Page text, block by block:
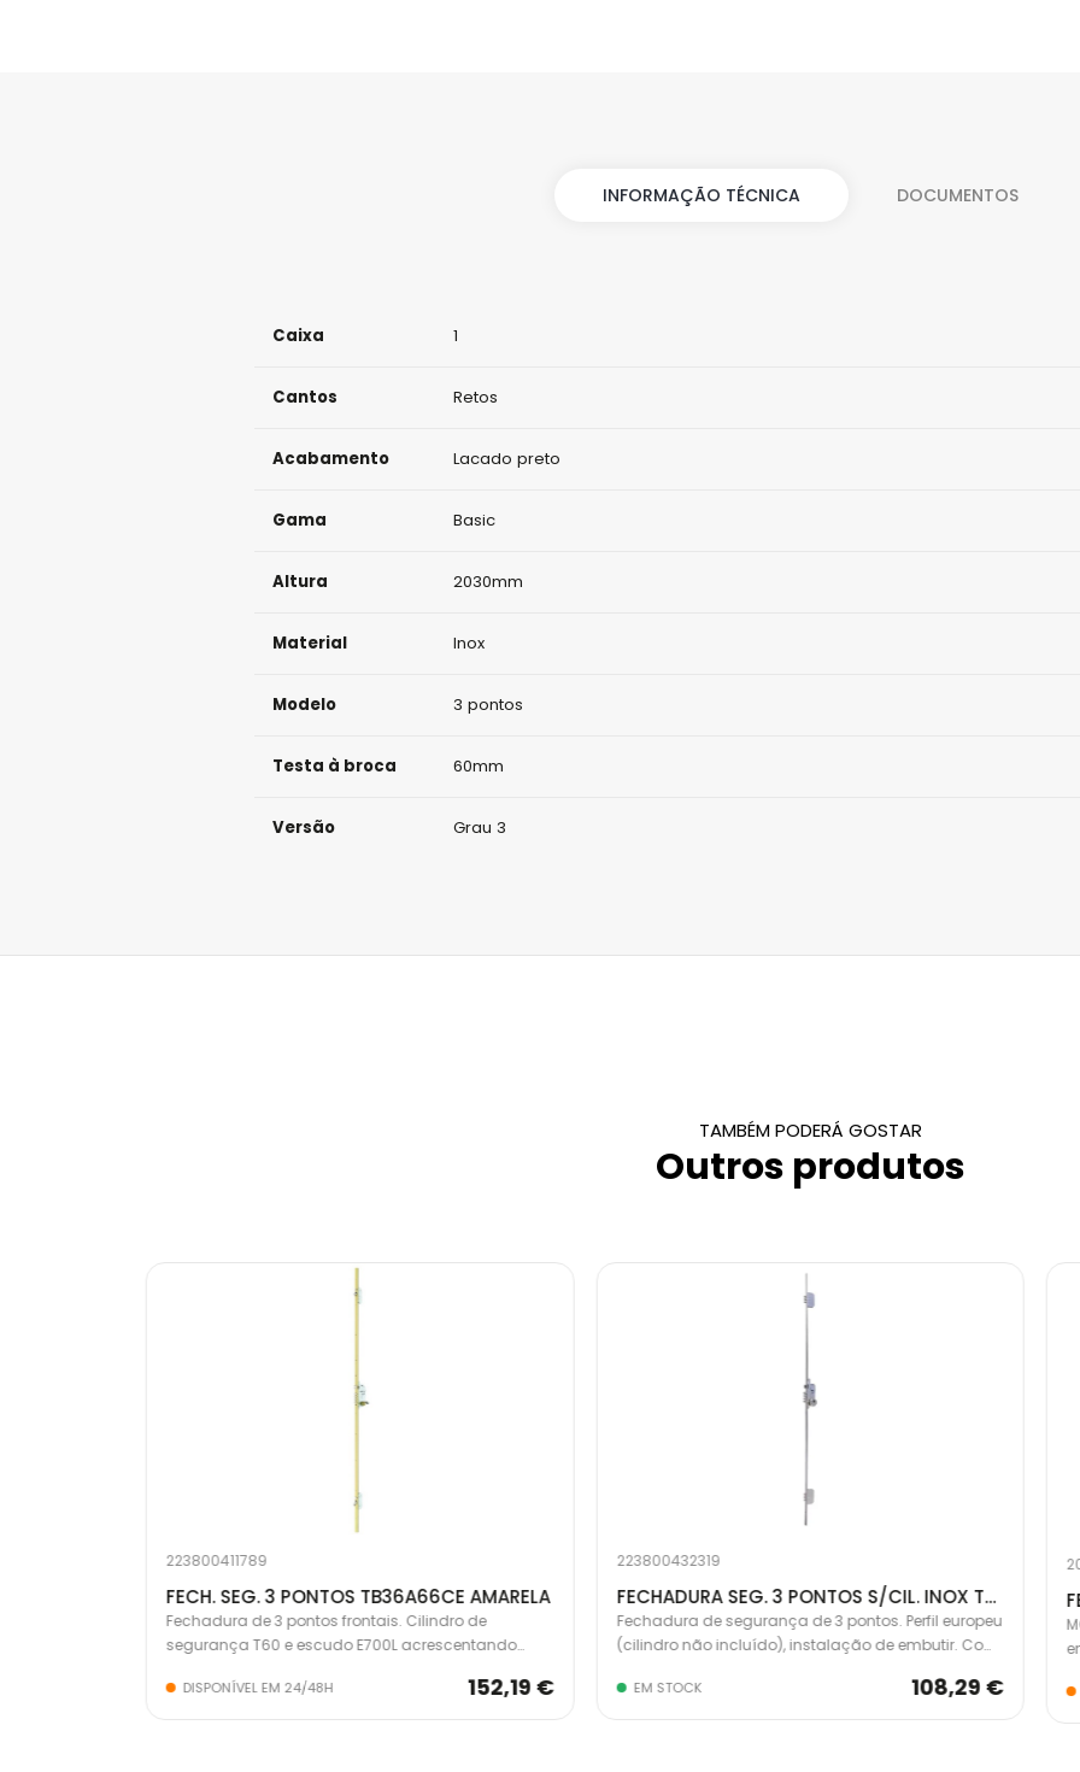
INFORMAÇÃO TÉCNICA DOCUMENTOS
Caixa 1
Cantos Retos
Acabamento Lacado preto
Gama Basic
Altura 2030mm
Material Inox
Modelo 3 pontos
Testa à broca 60mm
Versão Grau 3
TAMBÉM PODERÁ GOSTAR
Outros produtos
223800411789
FECH. SEG. 3 PONTOS TB36A66CE AMARELA
Fechadura de 3 pontos frontais. Cilindro de
segurança T60 e escudo E700L acrescentando
DISPONÍVEL EM 24/48H 152,19 €
223800432319
FECHADURA SEG. 3 PONTOS S/CIL. INOX TLB36SCCAI
Fechadura de segurança de 3 pontos. Perfil europeu
(cilindro não incluído), instalação de embutir. Com
EM STOCK 108,29 €